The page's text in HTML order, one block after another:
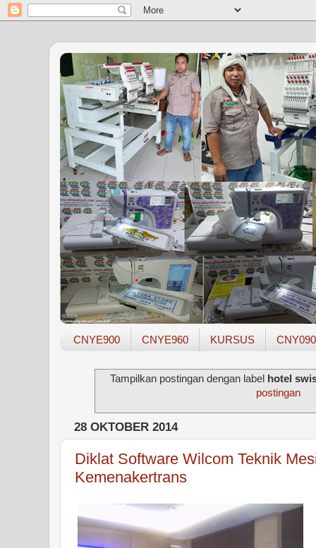
CNYE900 CNYE960 KURSUS
Tampilkan postingan dengan label
hotel
postingan
28 OKTOBER 2014
Diklat Software Wilcom Teknik
Kemenakertrans